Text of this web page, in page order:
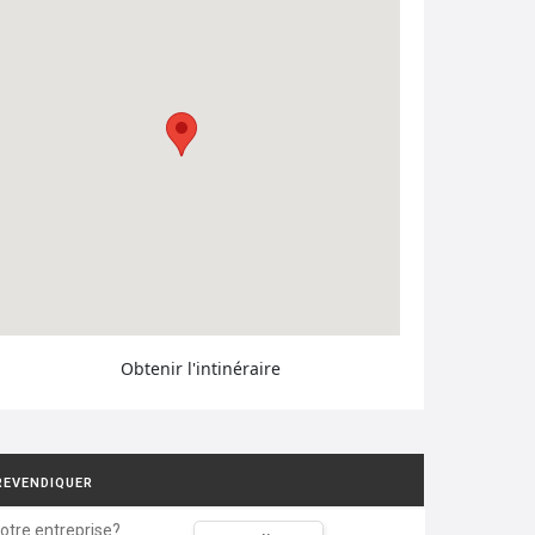
Obtenir l'intinéraire
entreprise?